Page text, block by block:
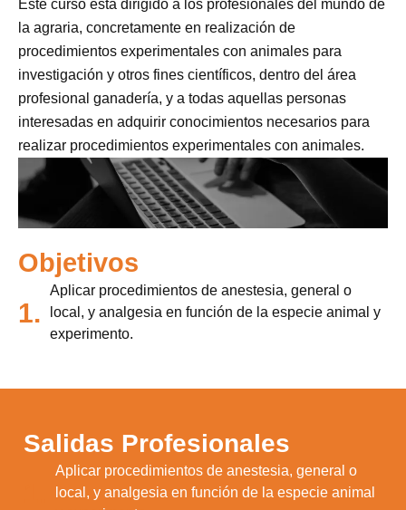
Este curso está dirigido a los profesionales del mundo de
la agraria, concretamente en realización de
procedimientos experimentales con animales para
investigación y otros fines científicos, dentro del área
profesional ganadería, y a todas aquellas personas
interesadas en adquirir conocimientos necesarios para
realizar procedimientos experimentales con animales.
Objetivos
1.
Aplicar procedimientos de anestesia, general o
local, y analgesia en función de la especie animal y
experimento.
Salidas Profesionales
Aplicar procedimientos de anestesia, general o
local, y analgesia en función de la especie animal